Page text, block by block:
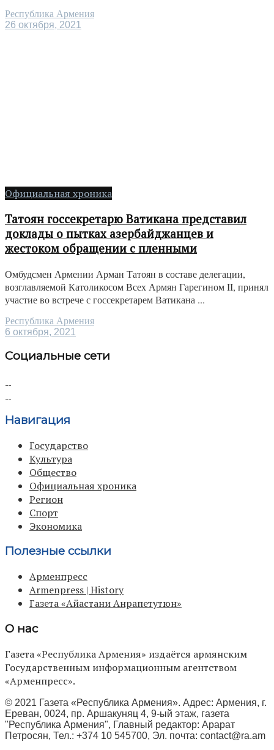
Республика Армения
26 октября, 2021
Официальная хроника
Татоян госсекретарю Ватикана представил
доклады о пытках азербайджанцев и
жестоком обращении с пленными
Омбудсмен Армении Арман Татоян в составе делегации,
возглавляемой Католикосом Всех Армян Гарегином II, принял
участие во встрече с госсекретарем Ватикана ...
Республика Армения
6 октября, 2021
Социальные сети
Навигация
Государство
Культура
Общество
Официальная хроника
Регион
Спорт
Экономика
Полезные ссылки
Арменпресс
Armenpress | History
Газета «Айастани Анрапетутюн»
О нас
Газета «Республика Армения» издаётся армянским
Государственным информационным агентством
«Арменпресс».
© 2021 Газета «Республика Армения». Адрес: Армения, г.
Ереван, 0024, пр. Аршакуняц 4, 9-ый этаж, газета
"Республика Армения", Главный редактор: Арарат
Петросян, Тел.: +374 10 545700, Эл. почта: contact@ra.am